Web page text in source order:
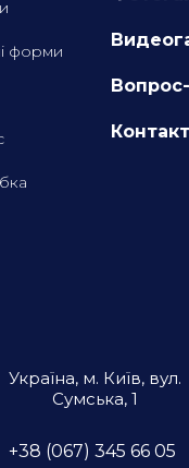
форми
Україна, м. Київ, вул.
Сумська, 1
+38 (067) 345 66 05